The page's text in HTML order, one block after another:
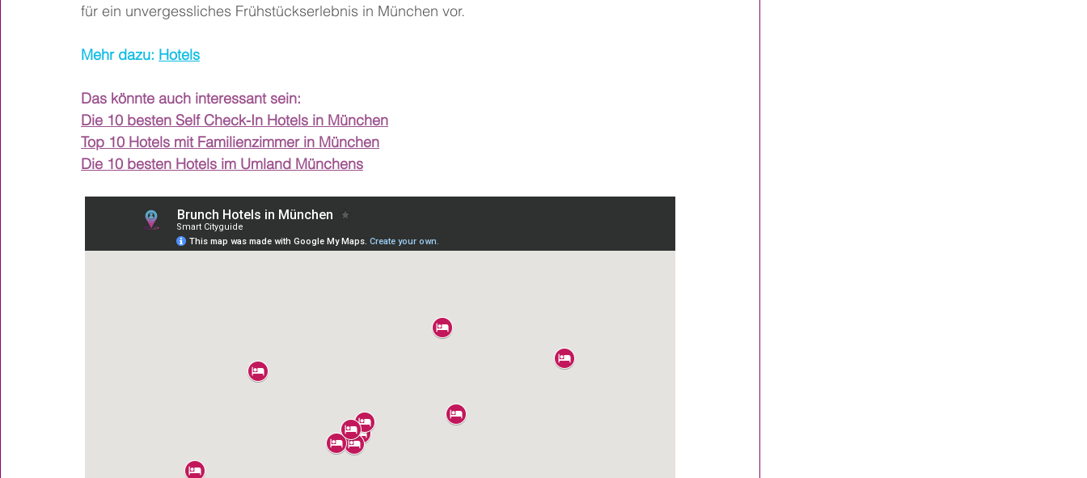
für ein unvergessliches Frühstückserlebnis in München vor.
Mehr dazu: Hotels
Das könnte auch interessant sein:
Die 10 besten Self Check-In Hotels in München
Top 10 Hotels mit Familienzimmer in München
Die 10 besten Hotels im Umland Münchens